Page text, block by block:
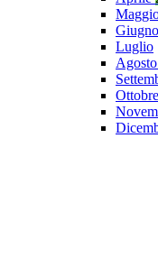
Giugno
Luglio
Agosto
Ottobre